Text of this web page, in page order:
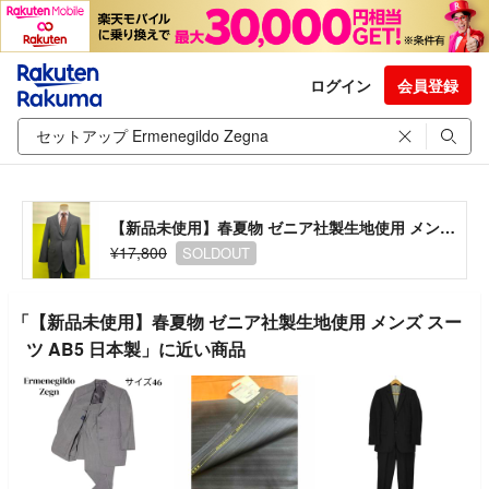
ログイン 会員登録
【新品未使用】春夏物 ゼニア社製生地使用 メンズ スーツ AB5 日本製
¥17,800
SOLDOUT
「【新品未使用】春夏物 ゼニア社製生地使用 メンズ スー
ツ AB5 日本製」に近い商品